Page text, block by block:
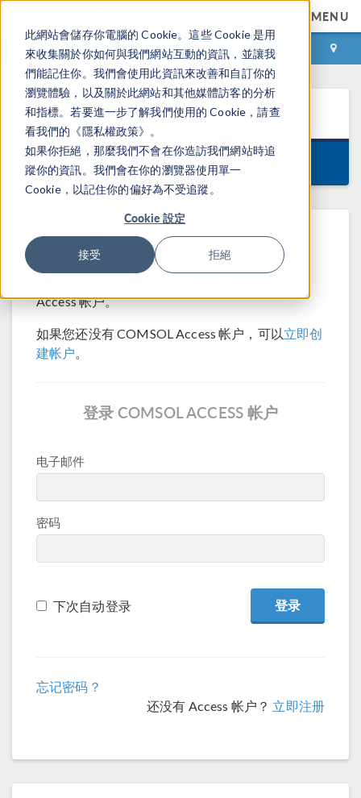
此網站會儲存你電腦的 Cookie。這些 Cookie 是用
來收集關於你如何與我們網站互動的資訊，並讓我
們能記住你。我們會使用此資訊來改善和自訂你的
瀏覽體驗，以及關於此網站和其他媒體訪客的分析
和指標。若要進一步了解我們使用的 Cookie，請查
看我們的《隱私權政策》。
如果你拒絕，那麼我們不會在你造訪我們網站時追
蹤你的資訊。我們會在你的瀏覽器使用單一
Cookie，以記住你的偏好為不受追蹤。
Cookie 設定
接受 拒絕
MENU
登录 咨询与购买
COMSOL Runtime™6.0
Version 6.0.0.405, April 26, 2022
请登录您的 COMSOL Access 帐户，下载
COMSOL Runtime™。您需要将维护服务期内的
Access 帐户。
如果您还没有 COMSOL Access 帐户，可以立即创
建帐户。
登录 COMSOL ACCESS 帐户
电子邮件
密码
下次自动登录
忘记密码？
还没有 Access 帐户？ 立即注册